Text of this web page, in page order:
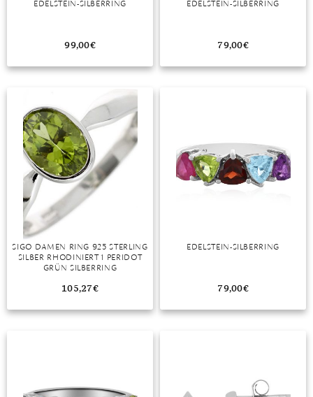
PERIDOT
PYRIT
QUARZ
ROSENQUARZ
RUBIN
SAPHIR
EDELSTEIN-SILBERRING
99,00€
EDELSTEIN-SILBERRING
79,00€
SIGO DAMEN RING 925 STERLING
SILBER RHODINIERT 1 PERIDOT
GRÜN SILBERRING
105,27€
EDELSTEIN-SILBERRING
79,00€